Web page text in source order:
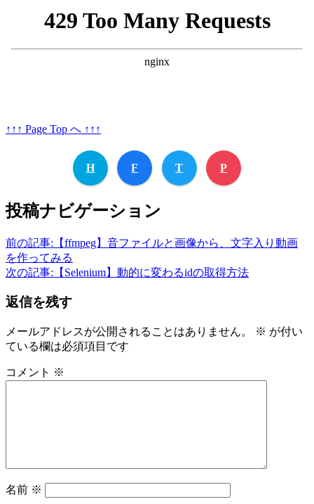
↑↑↑ Page Top へ ↑↑↑
H F T P
投稿ナビゲーション
前の記事: 【ffmpeg】音ファイルと画像から、文字入り動画
を作ってみる
次の記事: 【Selenium】動的に変わるidの取得方法
返信を残す
メールアドレスが公開されることはありません。 ※ が付い
ている欄は必須項目です
コメント ※
名前 ※